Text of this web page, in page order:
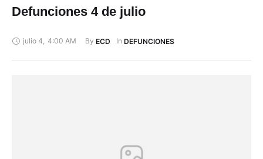
Defunciones 4 de julio
julio 4, 4:00 AM By ECD In DEFUNCIONES